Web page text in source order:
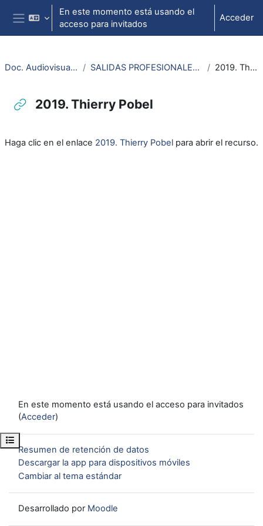
Salta al contenido principal
Panel lateral
En este momento está usando el
acceso para invitados
Acceder
Abrir índice del curso
Doc. Audiovisuales Veterinaria SALIDAS PROFESIONALES VETERINARIA Y CTA 2019. Thierry Pobel
2019. Thierry Pobel
Haga clic en el enlace 2019. Thierry Pobel para abrir el recurso.
En este momento está usando el acceso para invitados
(Acceder)
Resumen de retención de datos
Descargar la app para dispositivos móviles
Cambiar al tema estándar
Desarrollado por Moodle